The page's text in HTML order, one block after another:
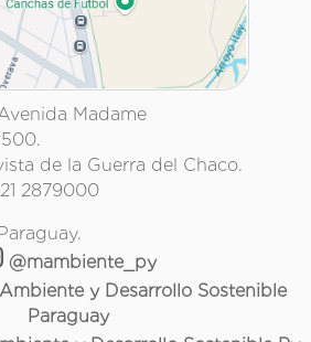
Madame
de la Guerra del Chaco.
2879000
@mambiente_py
y Desarrollo Sostenible
Paraguay